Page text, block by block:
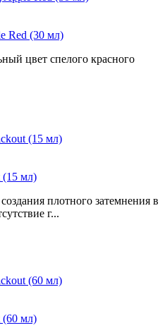
Red (30 мл)
цвет спелого красного
(15 мл)
плотного затемнения в
г...
(60 мл)